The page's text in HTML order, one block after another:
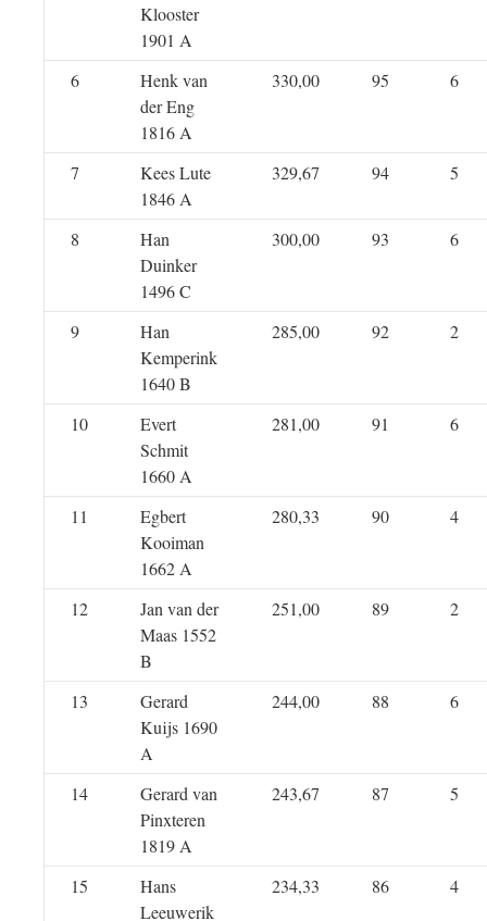
Klooster
1901 A
6
Henk van
der Eng
1816 A
330,00 95 6
7
Kees Lute
1846 A
329,67 94 5
8
Han
Duinker
1496 C
300,00 93 6
9
Han
Kemperink
1640 B
285,00 92 2
10
Evert
Schmit
1660 A
281,00 91 6
11
Egbert
Kooiman
1662 A
280,33 90 4
12
Jan van der
Maas 1552
B
251,00 89 2
13
Gerard
Kuijs 1690
A
244,00 88 6
14
Gerard van
Pinxteren
1819 A
243,67 87 5
15
Hans
Leeuwerik
234,33 86 4